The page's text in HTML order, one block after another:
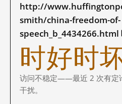
http://
smith/china-freedom-of-
speech_b_4434266.html
时好时坏
访问不稳定——最近 2 次有定
干扰。